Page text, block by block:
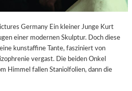
Germany Ein kleiner Junge Kurt
einer modernen Skulptur. Doch diese
kunstaffine Tante, fasziniert von
vergast. Die beiden Onkel
Himmel fallen Staniolfolien, dann die